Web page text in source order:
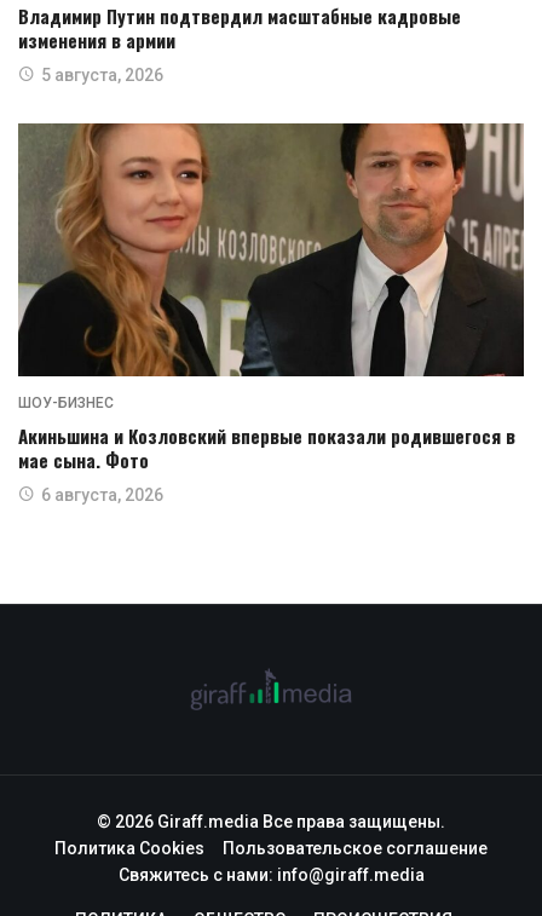
Владимир Путин подтвердил масштабные кадровые
изменения в армии
5 августа, 2026
ШОУ-БИЗНЕС
Акиньшина и Козловский впервые показали родившегося в
мае сына. Фото
6 августа, 2026
© 2026 Giraff.media Все права защищены.
Политика Cookies
Пользовательское соглашение
Свяжитесь с нами: info@giraff.media